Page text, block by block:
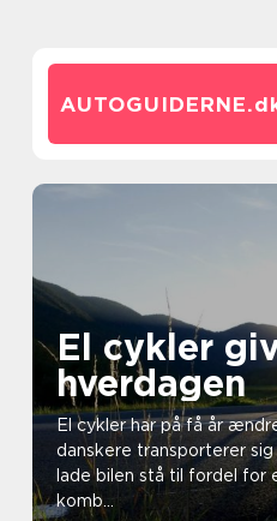
AUTOGUIDERNE.
El cykler
hverdagen
El cykler har på få år
danskere transporterer
lade bilen stå til fordel for
komb...